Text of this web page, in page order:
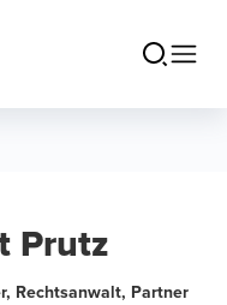
Prutz
Rechtsanwalt, Partner